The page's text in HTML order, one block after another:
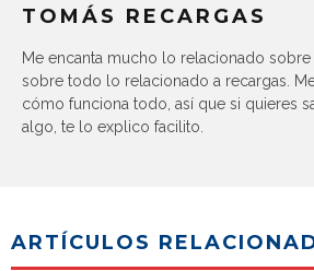
TOMÁS RECARGAS
Me encanta mucho lo relacionado
sobre todo lo relacionado a recargas.
cómo funciona todo, así que si quieres
algo, te lo explico facilito.
ARTÍCULOS